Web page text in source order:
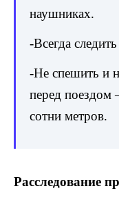
наушниках.
-Всегда
-Не спешить и
перед поездом
сотни метров.
Расследование